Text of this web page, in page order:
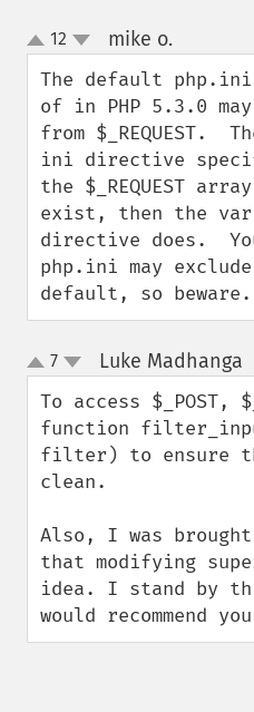
up
down
12 mike o.
The default php.ini
of in PHP 5.3.0
from $_REQUEST.
ini directive
the $_REQUEST
exist, then the
directive does.
php.ini may
default, so beware.
up
down
7 Luke Madhanga
To access $_POST,
function
filter) to ensure
clean.
Also, I was
that modifying
idea. I stand by
would recommend